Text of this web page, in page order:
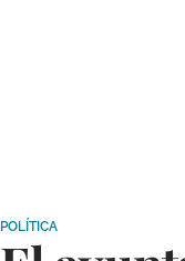
POLÍTICA